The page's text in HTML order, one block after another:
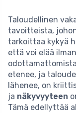
Taloudellinen
tavoitteista,
tarkoittaa kykyä
että voi elää
etenee, ja
lähenee, on
ja näkyvyyteen
Tämä edellyttää